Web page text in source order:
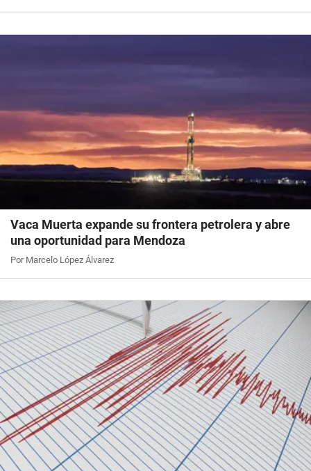
Vaca Muerta expande su frontera petrolera y abre
una oportunidad para Mendoza
Por Marcelo López Álvarez